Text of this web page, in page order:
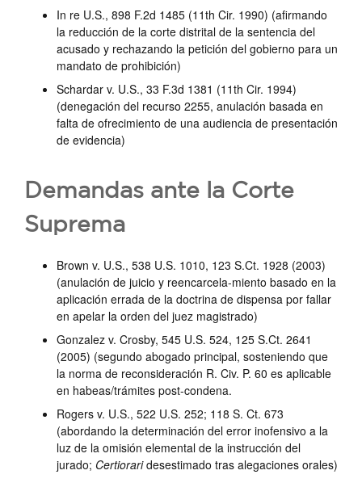
In re U.S., 898 F.2d 1485 (11th Cir. 1990) (afirmando
la reducción de la corte distrital de la sentencia del
acusado y rechazando la petición del gobierno para un
mandato de prohibición)
Schardar v. U.S., 33 F.3d 1381 (11th Cir. 1994)
(denegación del recurso 2255, anulación basada en
falta de ofrecimiento de una audiencia de presentación
de evidencia)
Demandas ante la Corte
Suprema
Brown v. U.S., 538 U.S. 1010, 123 S.Ct. 1928 (2003)
(anulación de juicio y reencarcela-miento basado en la
aplicación errada de la doctrina de dispensa por fallar
en apelar la orden del juez magistrado)
Gonzalez v. Crosby, 545 U.S. 524, 125 S.Ct. 2641
(2005) (segundo abogado principal, sosteniendo que
la norma de reconsideración R. Civ. P. 60 es aplicable
en habeas/trámites post-condena.
Rogers v. U.S., 522 U.S. 252; 118 S. Ct. 673
(abordando la determinación del error inofensivo a la
luz de la omisión elemental de la instrucción del
jurado; Certioraridesestimado tras alegaciones orales)